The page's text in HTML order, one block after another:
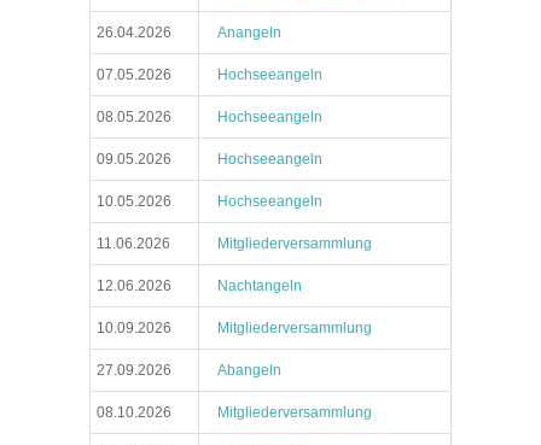
26.04.2026 Anangeln
07.05.2026 Hochseeangeln
08.05.2026 Hochseeangeln
09.05.2026 Hochseeangeln
10.05.2026 Hochseeangeln
11.06.2026 Mitgliederversammlung
12.06.2026 Nachtangeln
10.09.2026 Mitgliederversammlung
27.09.2026 Abangeln
08.10.2026 Mitgliederversammlung